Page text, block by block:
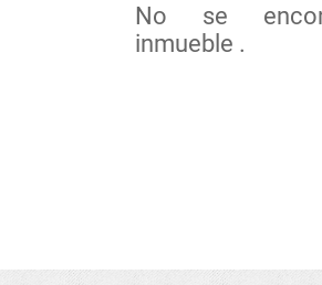
No se
inmueble .